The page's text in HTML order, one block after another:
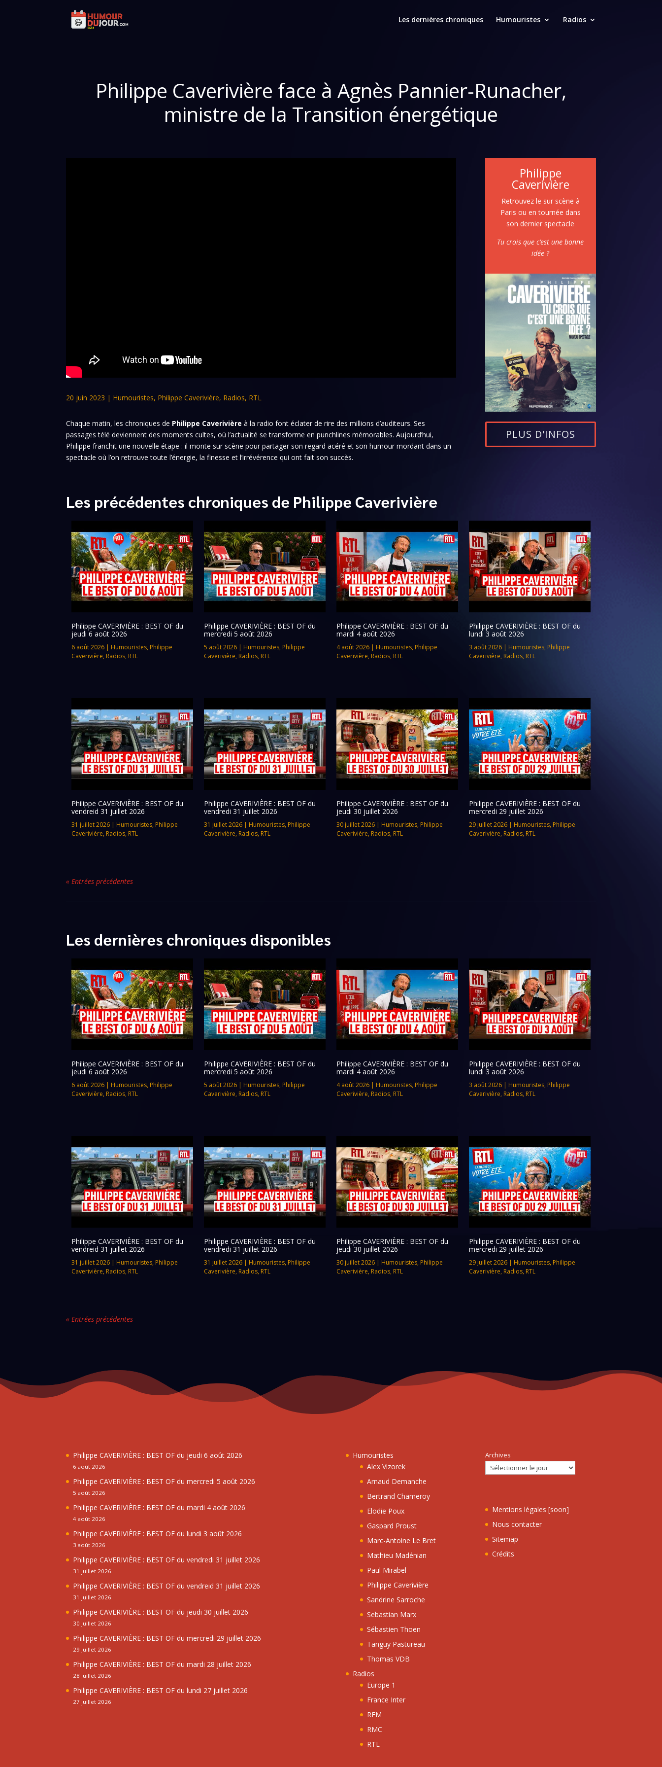
Les dernières chroniques Humouristes Radios
Philippe Caverivière face à Agnès Pannier-Runacher,
ministre de la Transition énergétique
20 juin 2023 | Humouristes, Philippe Caverivière, Radios, RTL
Chaque matin, les chroniques de Philippe Caverivière à la radio font éclater de rire des millions d’auditeurs. Ses
passages télé deviennent des moments cultes, où l’actualité se transforme en punchlines mémorables. Aujourd’hui,
Philippe franchit une nouvelle étape : il monte sur scène pour partager son regard acéré et son humour mordant dans un
spectacle où l’on retrouve toute l’énergie, la finesse et l’irrévérence qui ont fait son succès.
Philippe
Caverivière
Retrouvez le sur scène à
Paris ou en tournée dans
son dernier spectacle
Tu crois que c’est une bonne
idée ?
PLUS D'INFOS
Les précédentes chroniques de Philippe Caverivière
Philippe CAVERIVIÈRE : BEST OF du
jeudi 6 août 2026
6 août 2026 | Humouristes, Philippe
Caverivière, Radios, RTL
Philippe CAVERIVIÈRE : BEST OF du
mercredi 5 août 2026
5 août 2026| Humouristes, Philippe
Caverivière, Radios, RTL
Philippe CAVERIVIÈRE : BEST OF du
mardi 4 août 2026
4 août 2026| Humouristes, Philippe
Caverivière, Radios, RTL
Philippe CAVERIVIÈRE : BEST OF du
lundi 3 août 2026
3 août 2026| Humouristes, Philippe
Caverivière, Radios, RTL
Philippe CAVERIVIÈRE : BEST OF du
vendreid 31 juillet 2026
31 juillet 2026 | Humouristes, Philippe
Caverivière, Radios, RTL
Philippe CAVERIVIÈRE : BEST OF du
vendredi 31 juillet 2026
31 juillet 2026| Humouristes, Philippe
Caverivière, Radios, RTL
Philippe CAVERIVIÈRE : BEST OF du
jeudi 30 juillet 2026
30 juillet 2026| Humouristes, Philippe
Caverivière, Radios, RTL
Philippe CAVERIVIÈRE : BEST OF du
mercredi 29 juillet 2026
29 juillet 2026| Humouristes, Philippe
Caverivière, Radios, RTL
« Entrées précédentes
Les dernières chroniques disponibles
Philippe CAVERIVIÈRE : BEST OF du
jeudi 6 août 2026
6 août 2026 | Humouristes, Philippe
Caverivière, Radios, RTL
Philippe CAVERIVIÈRE : BEST OF du
mercredi 5 août 2026
5 août 2026| Humouristes, Philippe
Caverivière, Radios, RTL
Philippe CAVERIVIÈRE : BEST OF du
mardi 4 août 2026
4 août 2026| Humouristes, Philippe
Caverivière, Radios, RTL
Philippe CAVERIVIÈRE : BEST OF du
lundi 3 août 2026
3 août 2026| Humouristes, Philippe
Caverivière, Radios, RTL
Philippe CAVERIVIÈRE : BEST OF du
vendreid 31 juillet 2026
31 juillet 2026 | Humouristes, Philippe
Caverivière, Radios, RTL
Philippe CAVERIVIÈRE : BEST OF du
vendredi 31 juillet 2026
31 juillet 2026| Humouristes, Philippe
Caverivière, Radios, RTL
Philippe CAVERIVIÈRE : BEST OF du
jeudi 30 juillet 2026
30 juillet 2026| Humouristes, Philippe
Caverivière, Radios, RTL
Philippe CAVERIVIÈRE : BEST OF du
mercredi 29 juillet 2026
29 juillet 2026| Humouristes, Philippe
Caverivière, Radios, RTL
« Entrées précédentes
Philippe CAVERIVIÈRE : BEST OF du jeudi 6 août 2026
6 août 2026
Philippe CAVERIVIÈRE : BEST OF du mercredi 5 août 2026
5 août 2026
Philippe CAVERIVIÈRE : BEST OF du mardi 4 août 2026
4 août 2026
Philippe CAVERIVIÈRE : BEST OF du lundi 3 août 2026
3 août 2026
Philippe CAVERIVIÈRE : BEST OF du vendredi 31 juillet 2026
31 juillet 2026
Philippe CAVERIVIÈRE : BEST OF du vendreid 31 juillet 2026
31 juillet 2026
Philippe CAVERIVIÈRE : BEST OF du jeudi 30 juillet 2026
30 juillet 2026
Philippe CAVERIVIÈRE : BEST OF du mercredi 29 juillet 2026
29 juillet 2026
Philippe CAVERIVIÈRE : BEST OF du mardi 28 juillet 2026
28 juillet 2026
Philippe CAVERIVIÈRE : BEST OF du lundi 27 juillet 2026
27 juillet 2026
Humouristes
Alex Vizorek
Arnaud Demanche
Bertrand Chameroy
Elodie Poux
Gaspard Proust
Marc-Antoine Le Bret
Mathieu Madénian
Paul Mirabel
Philippe Caverivière
Sandrine Sarroche
Sebastian Marx
Sébastien Thoen
Tanguy Pastureau
Thomas VDB
Radios
Europe 1
France Inter
RFM
RMC
RTL
Archives
Mentions légales [soon]
Nous contacter
Sitemap
Crédits